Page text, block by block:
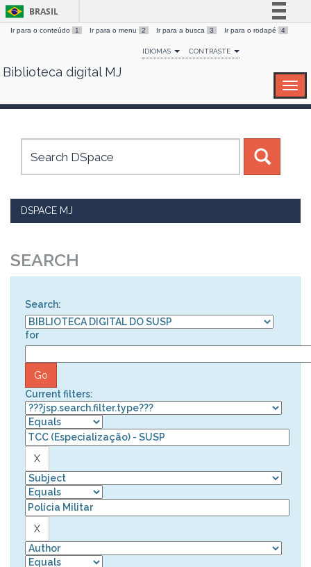
Skip
BRASIL
Simplifique!
Comunica BR
Canais
Ir para o conteúdo 1 Ir para o menu 2 Ir para a busca 3 Ir para o rodapé 4
IDIOMAS CONTRASTE
Biblioteca digital MJ
DSPACE MJ
SEARCH
Search:
for
Current filters: